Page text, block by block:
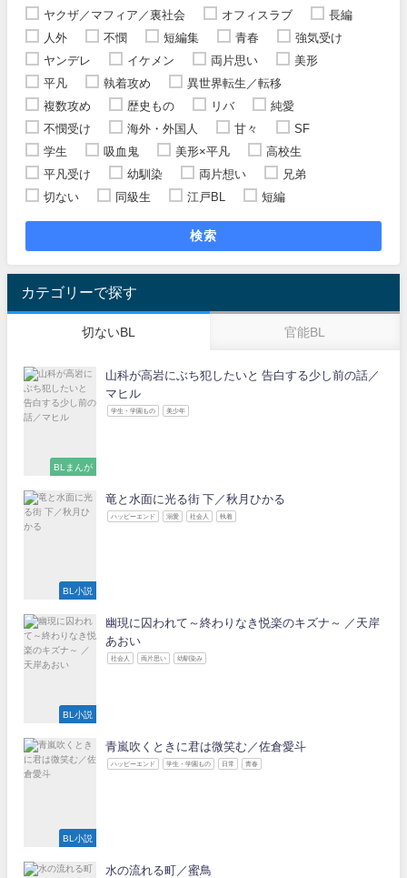
ヤクザ／マフィア／裏社会
オフィスラブ
長編
人外
不憫 短編集 青春
強気受け
ヤンデレ
イケメン 両片思い
美形
平凡
執着攻め
異世界転生／転移
複数攻め
歴史もの リバ
純愛
不憫受け
海外・外国人 甘々
SF
学生
吸血鬼 美形×平凡
高校生
平凡受け
幼馴染 両片想い
兄弟
切ない
同級生 江戸BL 短編
検索
カテゴリーで探す
切ないBL 官能BL
BLまんが
山科が高岩にぶち犯したいと 告白する少し前の話／
マヒル
学生・学園もの 美少年
BL小説
竜と水面に光る街 下／秋月ひかる
ハッピーエンド 溺愛 社会人 執着
BL小説
幽現に囚われて～終わりなき悦楽のキズナ～ ／天岸
あおい
社会人 両片思い 幼馴染み
BL小説
青嵐吹くときに君は微笑む／佐倉愛斗
ハッピーエンド 学生・学園もの 日常 青春
水の流れる町／蜜鳥